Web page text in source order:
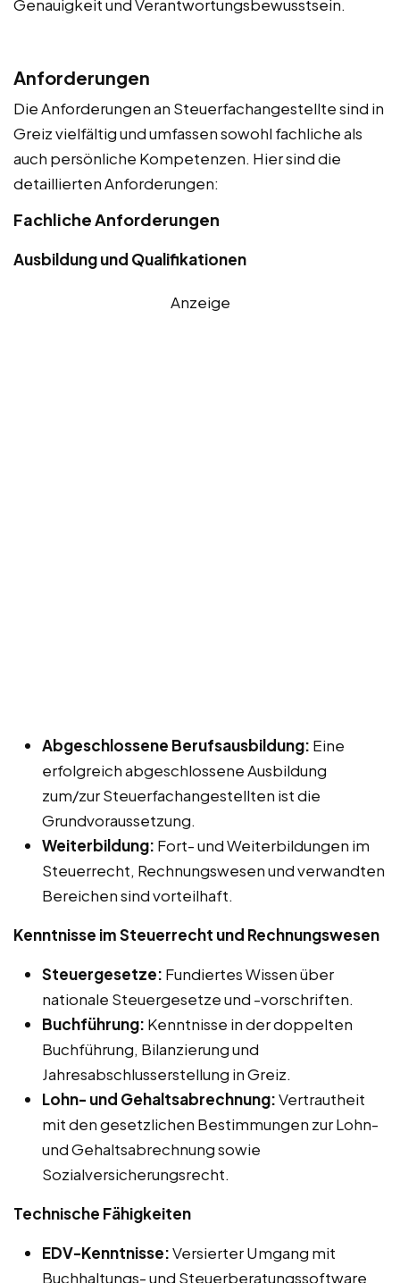
Genauigkeit und Verantwortungsbewusstsein.
Anforderungen
Die Anforderungen an Steuerfachangestellte sind in
Greiz vielfältig und umfassen sowohl fachliche als
auch persönliche Kompetenzen. Hier sind die
detaillierten Anforderungen:
Fachliche Anforderungen
Ausbildung und Qualifikationen
Anzeige
Abgeschlossene Berufsausbildung: Eine
erfolgreich abgeschlossene Ausbildung
zum/zur Steuerfachangestellten ist die
Grundvoraussetzung.
Weiterbildung: Fort- und Weiterbildungen im
Steuerrecht, Rechnungswesen und verwandten
Bereichen sind vorteilhaft.
Kenntnisse im Steuerrecht und Rechnungswesen
Steuergesetze: Fundiertes Wissen über
nationale Steuergesetze und -vorschriften.
Buchführung: Kenntnisse in der doppelten
Buchführung, Bilanzierung und
Jahresabschlusserstellung in Greiz.
Lohn- und Gehaltsabrechnung:Vertrautheit
mit den gesetzlichen Bestimmungen zur Lohn-
und Gehaltsabrechnung sowie
Sozialversicherungsrecht.
Technische Fähigkeiten
EDV-Kenntnisse:Versierter Umgang mit
Buchhaltungs- und Steuerberatungssoftware